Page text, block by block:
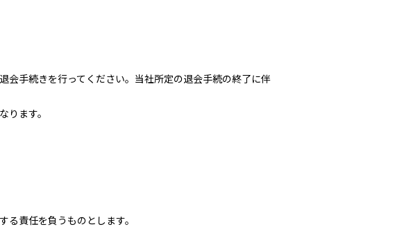
会手続きを行ってください。当社所定の退会手続の終了に伴
ります。
責任を負うものとします。